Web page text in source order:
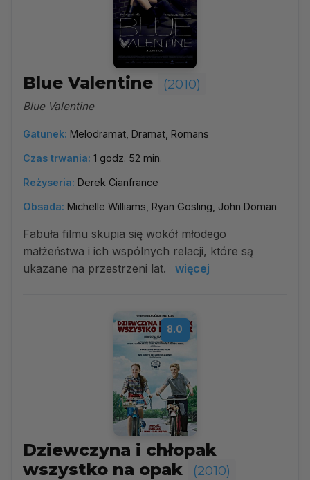
Blue Valentine (2010)
Blue Valentine
Gatunek: Melodramat, Dramat, Romans
Czas trwania: 1 godz. 52 min.
Reżyseria: Derek Cianfrance
Obsada: Michelle Williams, Ryan Gosling, John Doman
Fabuła filmu skupia się wokół młodego
małżeństwa i ich wspólnych relacji, które są
ukazane na przestrzeni lat.
więcej
8.0
Dziewczyna i chłopak
wszystko na opak
(2010)